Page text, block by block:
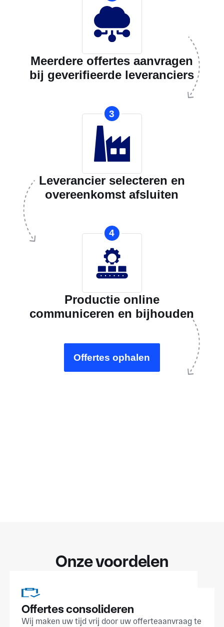
Meerdere offertes aanvragen
bij geverifieerde leveranciers
3
Leverancier selecteren en
overeenkomst afsluiten
4
Productie online
communiceren en bijhouden
Offertes ophalen
Onze voordelen
Offertes consolideren
Wij maken uw tijd vrij door uw offerteaanvraag te